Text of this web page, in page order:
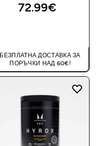
72.99€‎
БЕЗПЛАТНА ДОСТАВКА ЗА
ПОРЪЧКИ НАД 60€!